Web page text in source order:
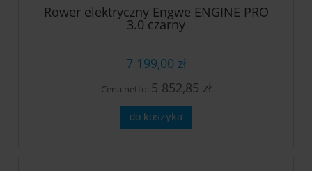
Rower elektryczny Engwe ENGINE PRO
3.0 czarny
7 199,00 zł
Cena netto: 5 852,85 zł
do koszyka